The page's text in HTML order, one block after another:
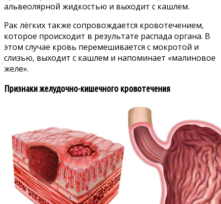
альвеолярной жидкостью и выходит с кашлем.
Рак лёгких также сопровождается кровотечением,
которое происходит в результате распада органа. В
этом случае кровь перемешивается с мокротой и
слизью, выходит с кашлем и напоминает «малиновое
желе».
Признаки желудочно-кишечного кровотечения